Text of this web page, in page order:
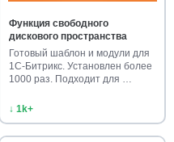
Функция свободного
дискового пространства
Готовый шаблон и модули для
1С-Битрикс. Установлен более
1000 раз. Подходит для …
↓ 1k+